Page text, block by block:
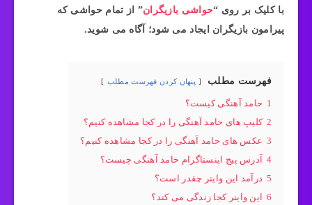
با کلیک بر روی “حواشی بازیگران” از تمام حواشی که
پیرامون بازیگران ایجاد می شود؛ آگاه می شوید.
فهرست مطلب پنهان کردن فهرست مطلب
1 حامد آهنگی کیست؟
2 کلیپ های حامد آهنگی را در کجا مشاهده کنیم؟
3 عکس های حامد آهنگی را در کجا مشاهده کنیم؟
4
آدرس پیج اینستاگرام حامد آهنگی چیست؟
5 درآمد این واینر چقدر است؟
6
این واینر کجا زندگی می کند؟